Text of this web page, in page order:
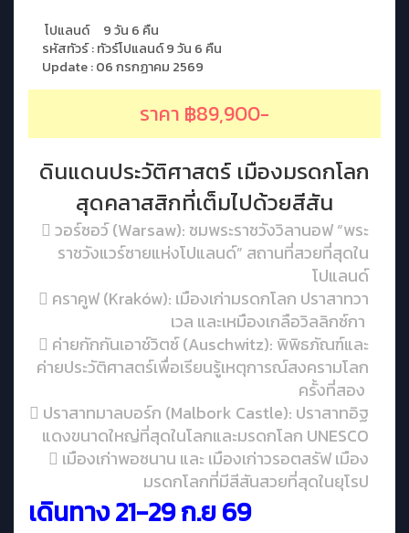
โปแลนด์
9 วัน 6 คืน
รหัสทัวร์ : ทัวร์โปแลนด์ 9 วัน 6 คืน
Update : 06 กรกฏาคม 2569
ราคา ฿89,900-
ดินแดนประวัติศาสตร์ เมืองมรดกโลก
สุดคลาสสิกที่เต็มไปด้วยสีสัน
 วอร์ซอว์ (Warsaw): ชมพระราชวังวิลานอฟ “พระ
ราชวังแวร์ซายแห่งโปแลนด์” สถานที่สวยที่สุดใน
โปแลนด์
 คราคูฟ (Kraków): เมืองเก่ามรดกโลก ปราสาทวา
เวล และเหมืองเกลือวิลลิกซ์กา
 ค่ายกักกันเอาช์วิตซ์ (Auschwitz): พิพิธภัณฑ์และ
ค่ายประวัติศาสตร์เพื่อเรียนรู้เหตุการณ์สงครามโลก
ครั้งที่สอง
 ปราสาทมาลบอร์ก (Malbork Castle): ปราสาทอิฐ
แดงขนาดใหญ่ที่สุดในโลกและมรดกโลก UNESCO
 เมืองเก่าพอซนาน และ เมืองเก่าวรอตสรัฟ เมือง
มรดกโลกที่มีสีสันสวยที่สุดในยุโรป
เดินทาง 21-29 ก.ย 69